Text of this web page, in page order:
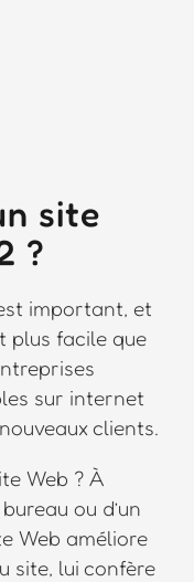
site
?
important, et
plus facile que
sur internet
clients.
Web ? À
ou d’un
Web améliore
site, lui confère